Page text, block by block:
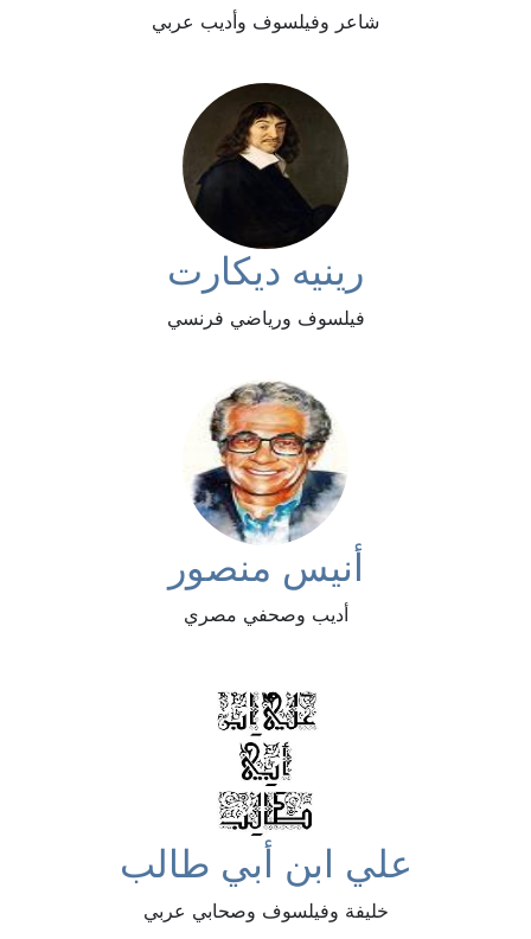
شاعر وفيلسوف وأديب عربي
رينيه ديكارت
فيلسوف ورياضي فرنسي
أنيس منصور
أديب وصحفي مصري
علي ابن أبي طالب
خليفة وفيلسوف وصحابي عربي